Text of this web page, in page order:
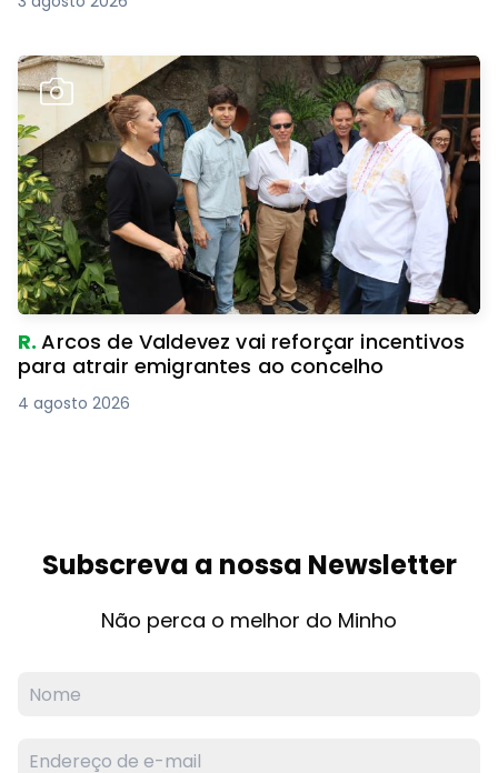
R.Arcos de Valdevez vai reforçar incentivos
para atrair emigrantes ao concelho
4 agosto 2026
Subscreva a nossa Newsletter
Não perca o melhor do Minho